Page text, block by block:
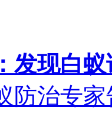
发现白
防治专